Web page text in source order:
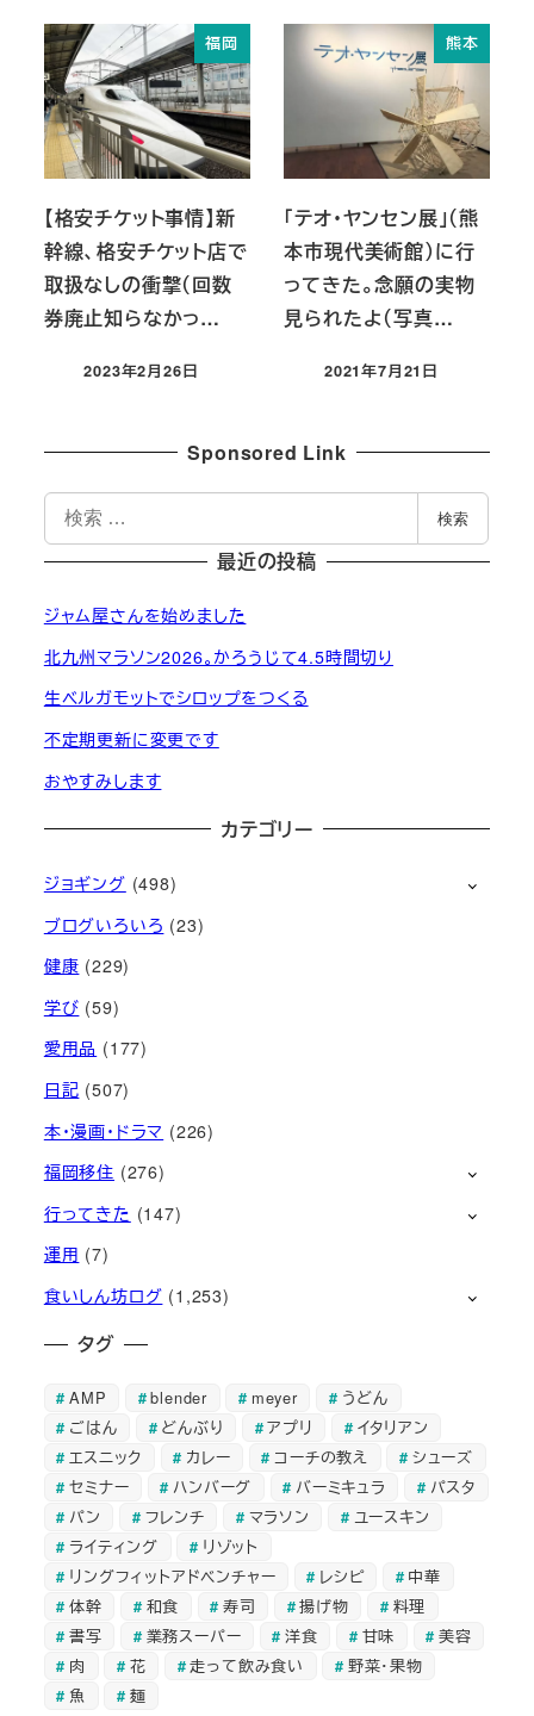
福岡
【格安チケット事情】新
幹線、格安チケット店で
取扱なしの衝撃（回数
券廃止知らなかっ…
投稿日
2023年2月26日
熊本
「テオ・ヤンセン展」（熊
本市現代美術館）に行
ってきた。念願の実物
見られたよ（写真…
投稿日
2021年7月21日
Sponsored Link
索
検索
最近の投稿
ジャム屋さんを始めました
北九州マラソン2026。かろうじて4.5時間切り
生ベルガモットでシロップをつくる
不定期更新に変更です
おやすみします
カテゴリー
ジョギング (498)
ブログいろいろ (23)
健康 (229)
学び (59)
愛用品 (177)
日記 (507)
本・漫画・ドラマ (226)
福岡移住 (276)
行ってきた (147)
運用 (7)
食いしん坊ログ (1,253)
タグ
AMP blender meyer
うどん
ごはん
どんぶり アプリ
イタリアン
エスニック
カレー コーチの教え
シューズ
セミナー
ハンバーグ バーミキュラ
パスタ
パン
フレンチ マラソン
ユースキン
ライティング
リゾット
リングフィットアドベンチャー
レシピ
中華
体幹
和食 寿司 揚げ物
料理
書写
業務スーパー 洋食 甘味
美容
肉
花 走って飲み食い
野菜・果物
魚
麺